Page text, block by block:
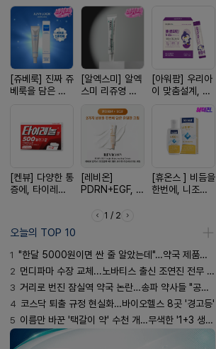
[쥬베룩] 진짜 쥬
베룩을 담은 약
[알엑스미] 알엑
스미 리쥬영 울
10000 딥리페
[아워팜] 우리아
이 맞춤설계, 바
[켄뷰] 다양한 통
증에, 타이레놀
[레비온]
PDRN+EGF, 레
EGF 크림
[휴온스 ] 비듬을
한번에, 니조랄
1 / 2
오늘의 TOP 10
1 "한달 5000원이면 싼 줄 알았는데"…약국 제품과 비교해보니
2 먼디파마 수장 교체...노바티스 출신 조연진 전무 내정
3 거리로 번진 잠실역 약국 논란…송파 약사들 "공공성 훼손"
4 코스닥 퇴출 규정 현실화…바이오헬스 8곳 '경고등'
5 이름만 바꾼 '택갈이 약' 수천 개…무색한 '1+3 생동'